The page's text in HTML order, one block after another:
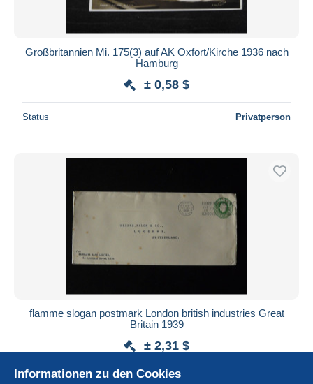
Großbritannien Mi. 175(3) auf AK Oxfort/Kirche 1936 nach
Hamburg
± 0,58 $
Status Privatperson
flamme slogan postmark London british industries Great
Britain 1939
± 2,31 $
Status
Informationen zu den Cookies